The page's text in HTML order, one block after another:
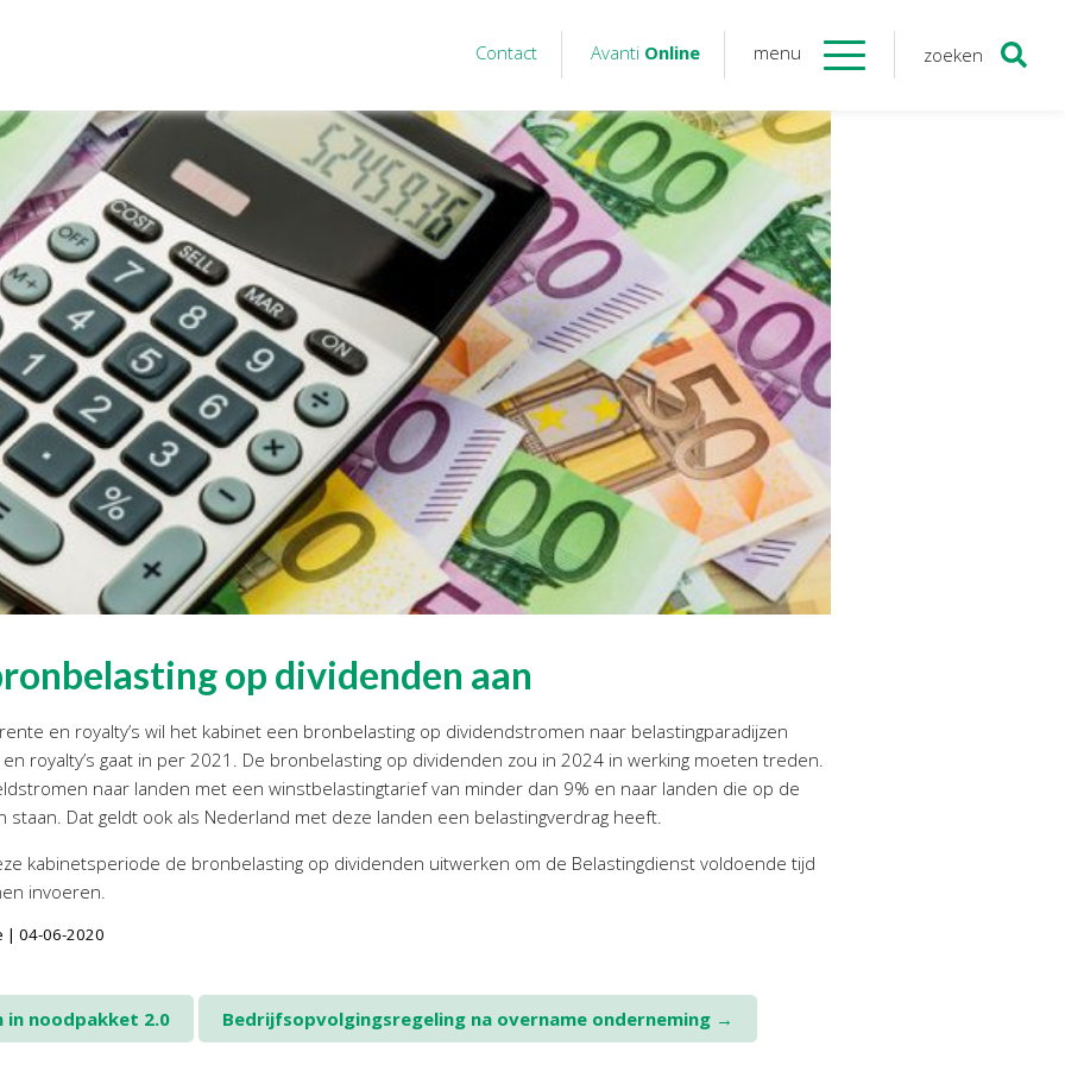
Contact Avanti Online menu zoeken
personeel
advies
Purmerend
Nieuws&informatie
Nieuwsbrief
Nieuwsoverzicht
Handige links
Downloads
Contact
AvantiOnline
Twinfield – Boekhouden
BaseCone – Facturen
Visionplanner – Rapportage
Klantenportaal – Online dossiers
Online Salaris – Salarissen
Nextens-Accorderen aangiften
op dividenden aan
en royalty’s wil het kabinet een bronbelasting op dividendstromen naar belastingparadijzen
royalty’s gaat in per 2021. De bronbelasting op dividenden zou in 2024 in werking moeten treden.
naar landen met een winstbelastingtarief van minder dan 9% en naar landen die op de
staan. Dat geldt ook als Nederland met deze landen een belastingverdrag heeft.
kabinetsperiode de bronbelasting op dividenden uitwerken om de Belastingdienst voldoende tijd
invoeren.
| 04-06-2020
in noodpakket 2.0 Bedrijfsopvolgingsregeling na overname onderneming →